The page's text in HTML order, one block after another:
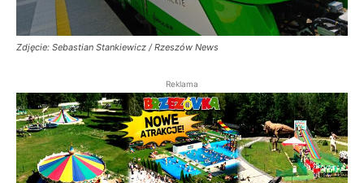
Zdjęcie: Sebastian Stankiewicz / Rzeszów News
Reklama